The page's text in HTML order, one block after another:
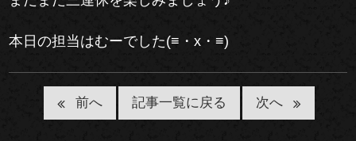
本日の担当はむーでした(≡・x・≡)
前へ 記事一覧に戻る 次へ